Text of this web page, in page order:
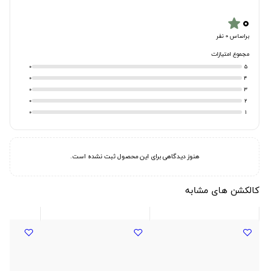
۰star
براساس 0 نفر
مجموع امتیازات
5
0
4
0
3
0
2
0
1
0
هنوز دیدگاهی برای این محصول ثبت نشده است.
کالکشن های مشابه